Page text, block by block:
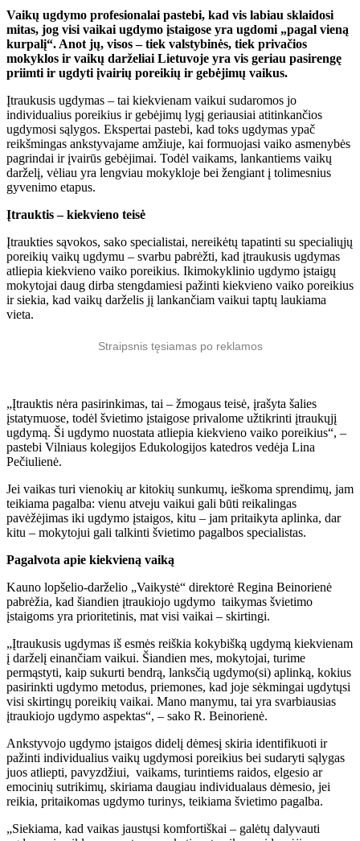
Vaikų ugdymo profesionalai pastebi, kad vis labiau sklaidosi
mitas, jog visi vaikai ugdymo įstaigose yra ugdomi „pagal vieną
kurpalį“. Anot jų, visos – tiek valstybinės, tiek privačios
mokyklos ir vaikų darželiai Lietuvoje yra vis geriau pasirengę
priimti ir ugdyti įvairių poreikių ir gebėjimų vaikus.
Įtraukusis ugdymas – tai kiekvienam vaikui sudaromos jo
individualius poreikius ir gebėjimų lygį geriausiai atitinkančios
ugdymosi sąlygos. Ekspertai pastebi, kad toks ugdymas ypač
reikšmingas ankstyvajame amžiuje, kai formuojasi vaiko asmenybės
pagrindai ir įvairūs gebėjimai. Todėl vaikams, lankantiems vaikų
darželį, vėliau yra lengviau mokykloje bei žengiant į tolimesnius
gyvenimo etapus.
Įtrauktis – kiekvieno teisė
Įtraukties sąvokos, sako specialistai, nereikėtų tapatinti su specialiųjų
poreikių vaikų ugdymu – svarbu pabrėžti, kad įtraukusis ugdymas
atliepia kiekvieno vaiko poreikius. Ikimokyklinio ugdymo įstaigų
mokytojai daug dirba stengdamiesi pažinti kiekvieno vaiko poreikius
ir siekia, kad vaikų darželis jį lankančiam vaikui taptų laukiama
vieta.
Straipsnis tęsiamas po reklamos
„Įtrauktis nėra pasirinkimas, tai – žmogaus teisė, įrašyta šalies
įstatymuose, todėl švietimo įstaigose privalome užtikrinti įtraukųjį
ugdymą. Ši ugdymo nuostata atliepia kiekvieno vaiko poreikius“, –
pastebi Vilniaus kolegijos Edukologijos katedros vedėja Lina
Pečiulienė.
Jei vaikas turi vienokių ar kitokių sunkumų, ieškoma sprendimų, jam
teikiama pagalba: vienu atveju vaikui gali būti reikalingas
pavėžėjimas iki ugdymo įstaigos, kitu – jam pritaikyta aplinka, dar
kitu – mokytojui gali talkinti švietimo pagalbos specialistas.
Pagalvota apie kiekvieną vaiką
Kauno lopšelio-darželio „Vaikystė“ direktorė Regina Beinorienė
pabrėžia, kad šiandien įtraukiojo ugdymo taikymas švietimo
įstaigoms yra prioritetinis, mat visi vaikai – skirtingi.
„Įtraukusis ugdymas iš esmės reiškia kokybišką ugdymą kiekvienam
į darželį einančiam vaikui. Šiandien mes, mokytojai, turime
permąstyti, kaip sukurti bendrą, lanksčią ugdymo(si) aplinką, kokius
pasirinkti ugdymo metodus, priemones, kad joje sėkmingai ugdytųsi
visi skirtingų poreikių vaikai. Mano manymu, tai yra svarbiausias
įtraukiojo ugdymo aspektas“, – sako R. Beinorienė.
Ankstyvojo ugdymo įstaigos didelį dėmesį skiria identifikuoti ir
pažinti individualius vaikų ugdymosi poreikius bei sudaryti sąlygas
juos atliepti, pavyzdžiui, vaikams, turintiems raidos, elgesio ar
emocinių sutrikimų, skiriama daugiau individualaus dėmesio, jei
reikia, pritaikomas ugdymo turinys, teikiama švietimo pagalba.
„Siekiama, kad vaikas jaustųsi komfortiškai – galėtų dalyvauti